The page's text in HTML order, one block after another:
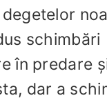
schimbări
în predare
dar a